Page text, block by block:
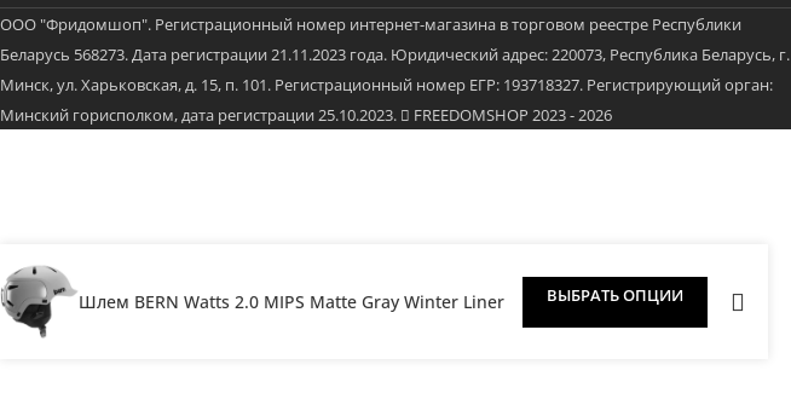
ООО "Фридомшоп". Регистрационный номер интернет-магазина в торговом реестре Республики
Беларусь 568273. Дата регистрации 21.11.2023 года. Юридический адрес: 220073, Республика Беларусь, г.
Минск, ул. Харьковская, д. 15, п. 101. Регистрационный номер ЕГР: 193718327. Регистрирующий орган:
Минский горисполком, дата регистрации 25.10.2023.
FREEDOMSHOP 2023 - 2026
Шлем BERN Watts 2.0 MIPS Matte Gray Winter Liner ВЫБРАТЬ ОПЦИИ